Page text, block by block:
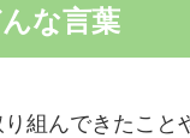
な言葉
組んできたこと